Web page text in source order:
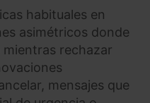
habituales en
asimétricos donde
rechazar
mensajes que